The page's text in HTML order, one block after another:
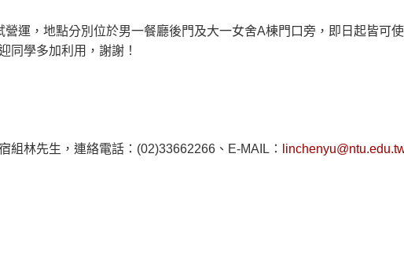
運，地點分別位於男一餐廳後門及大一女舍A棟門口旁，即日起皆可
同學多加利用，謝謝！
組林先生，連絡電話：(02)33662266、E-MAIL：